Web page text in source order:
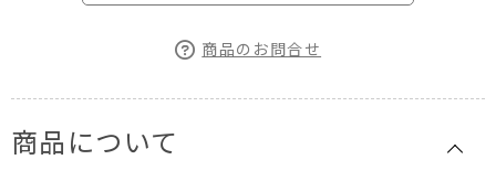
商品のお問合せ
商品について